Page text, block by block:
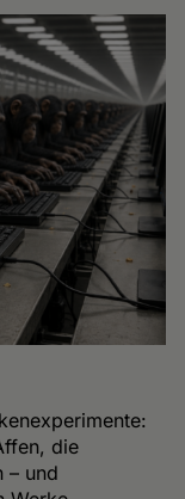
die
– und